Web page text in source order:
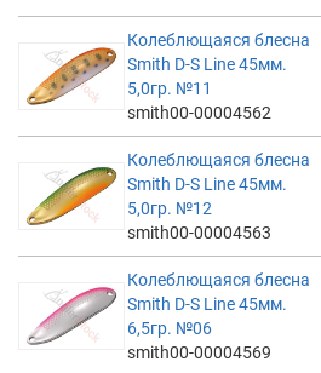
Колеблющаяся блесна
Smith D-S Line 45мм.
5,0гр. №11
smith00-00004562
Колеблющаяся блесна
Smith D-S Line 45мм.
5,0гр. №12
smith00-00004563
Колеблющаяся блесна
Smith D-S Line 45мм.
6,5гр. №06
smith00-00004569